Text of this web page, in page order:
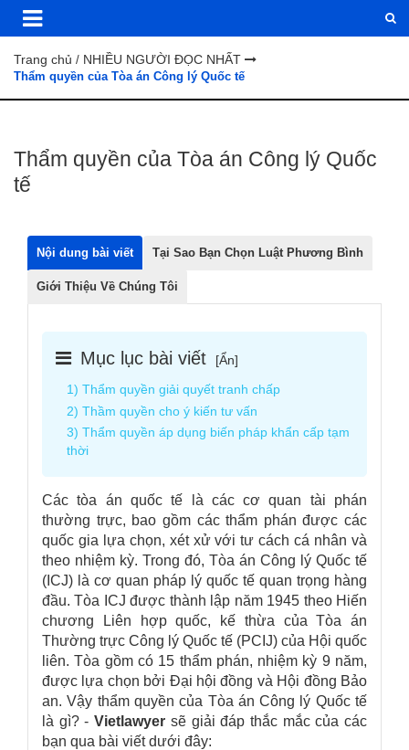
Trang chủ / NHIỀU NGƯỜI ĐỌC NHẤT
Thẩm quyền của Tòa án Công lý Quốc tế
Thẩm quyền của Tòa án Công lý Quốc
tế
Nội dung bài viết Tại Sao Bạn Chọn Luật Phương Bình
Giới Thiệu Về Chúng Tôi
Mục lục bài viết [Ẩn]
1) Thẩm quyền giải quyết tranh chấp
2) Thầm quyền cho ý kiến tư vấn
3) Thẩm quyền áp dụng biến pháp khẩn cấp tạm
thời
Các tòa án quốc tế là các cơ quan tài phán
thường trực, bao gồm các thẩm phán được các
quốc gia lựa chọn, xét xử với tư cách cá nhân và
theo nhiệm kỳ. Trong đó, Tòa án Công lý Quốc tế
(ICJ) là cơ quan pháp lý quốc tế quan trọng hàng
đầu. Tòa ICJ được thành lập năm 1945 theo Hiến
chương Liên hợp quốc, kế thừa của Tòa án
Thường trực Công lý Quốc tế (PCIJ) của Hội quốc
liên. Tòa gồm có 15 thẩm phán, nhiệm kỳ 9 năm,
được lựa chọn bởi Đại hội đồng và Hội đồng Bảo
an. Vậy thẩm quyền của Tòa án Công lý Quốc tế
là gì? -Vietlawyer sẽ giải đáp thắc mắc của các
bạn qua bài viết dưới đây: